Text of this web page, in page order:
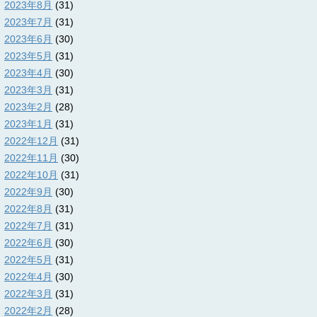
2023年8月 (31)
2023年7月 (31)
2023年6月 (30)
2023年5月 (31)
2023年4月 (30)
2023年3月 (31)
2023年2月 (28)
2023年1月 (31)
2022年12月 (31)
2022年11月 (30)
2022年10月 (31)
2022年9月 (30)
2022年8月 (31)
2022年7月 (31)
2022年6月 (30)
2022年5月 (31)
2022年4月 (30)
2022年3月 (31)
2022年2月 (28)